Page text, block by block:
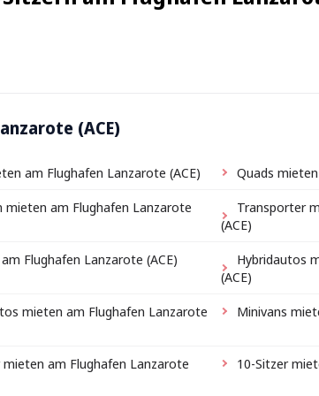
(ACE)
am Flughafen Lanzarote (ACE)
Quads
mieten am Flughafen Lanzarote
Transporter
(ACE)
Flughafen Lanzarote (ACE)
Hybridautos
(ACE)
mieten am Flughafen Lanzarote
Minivans
am Flughafen Lanzarote
10-Sitzer